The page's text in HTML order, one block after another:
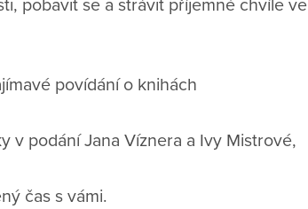
pobavit se a strávit příjemné chvíle ve
povídání o knihách
v podání Jana Víznera a Ivy Mistrové,
čas s vámi.